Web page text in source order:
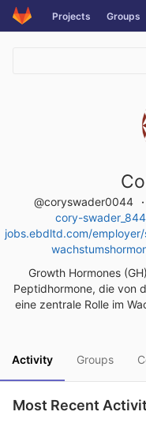
Skip
to
Projects Groups
@coryswader0044
cory-
jobs.ebdltd.com/
Growth Hormones
Peptidhormone, die von
eine zentrale Rolle im
Activity Groups
Most Recent